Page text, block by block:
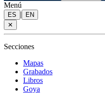
Menú
ES |
EN
✕
Secciones
Mapas
Grabados
Libros
Goya